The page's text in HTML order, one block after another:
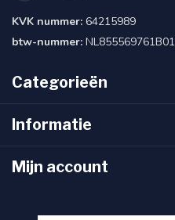
KVK nummer: 64215989
btw-nummer: NL855569761B01
Categorieën
Informatie
Mijn account